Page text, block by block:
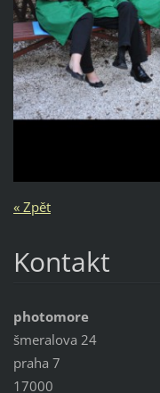
« Zpět
Kontakt
photomore
šmeralova 24
praha 7
17000